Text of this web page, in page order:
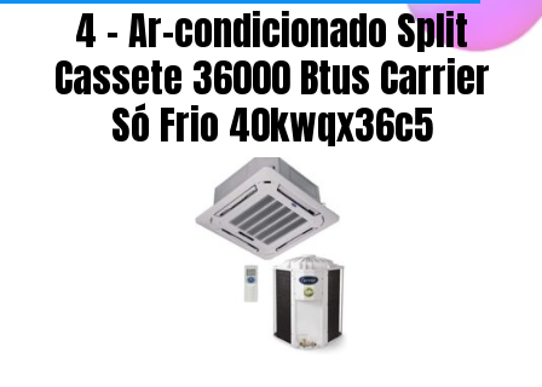
4 - Ar-condicionado Split
Cassete 36000 Btus Carrier
Só Frio 40kwqx36c5